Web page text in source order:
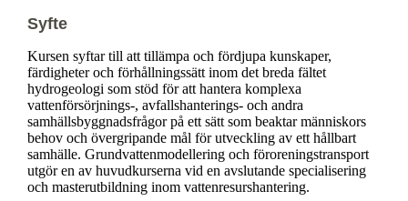
Syfte
Kursen syftar till att tillämpa och fördjupa kunskaper,
färdigheter och förhållningssätt inom det breda fältet
hydrogeologi som stöd för att hantera komplexa
vattenförsörjnings-, avfallshanterings- och andra
samhällsbyggnadsfrågor på ett sätt som beaktar människors
behov och övergripande mål för utveckling av ett hållbart
samhälle. Grundvattenmodellering och föroreningstransport
utgör en av huvudkurserna vid en avslutande specialisering
och masterutbildning inom vattenresurshantering.